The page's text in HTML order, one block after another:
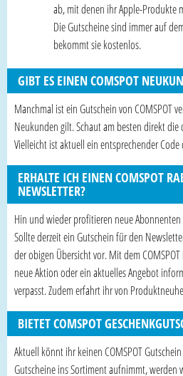
ab, mit denen ihr Apple-Produkte
Die Gutscheine sind immer auf
bekommt sie kostenlos.
GIBT ES EINEN COMSPOT
Manchmal ist ein Gutschein von COMSPOT
Neukunden gilt. Schaut am besten direkt
Vielleicht ist aktuell ein entsprechender Code
ERHALTE ICH EINEN COMSPOT
NEWSLETTER?
Hin und wieder profitieren neue
Sollte derzeit ein Gutschein für den
der obigen Übersicht vor. Mit dem
neue Aktion oder ein aktuelles Angebot
verpasst. Zudem erfahrt ihr von
BIETET COMSPOT
Aktuell könnt ihr keinen COMSPOT
Gutscheine ins Sortiment aufnimmt, werden